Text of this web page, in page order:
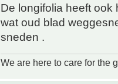
De longifolia heeft ook
wat oud blad
sneden .
We are here to care for the